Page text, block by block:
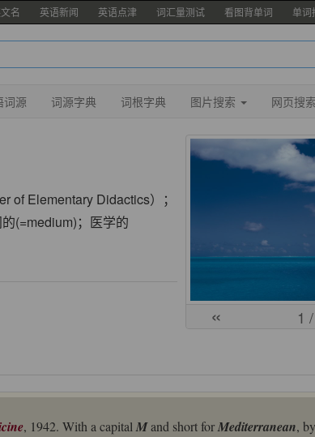
名 英语新闻 英语点津 词汇量测试 看图背单词 单词
词源 词源字典 词根字典 图片搜索 网页搜索
of Elementary Didactics）；
(=medium)；医学的
« 1
, 1942. With a capital Mand short forMediterranean,